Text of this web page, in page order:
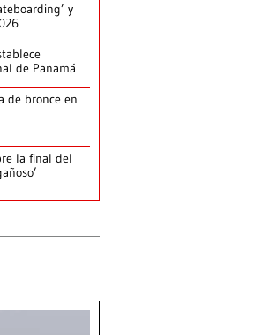
y
de Panamá
de bronce en
la final del